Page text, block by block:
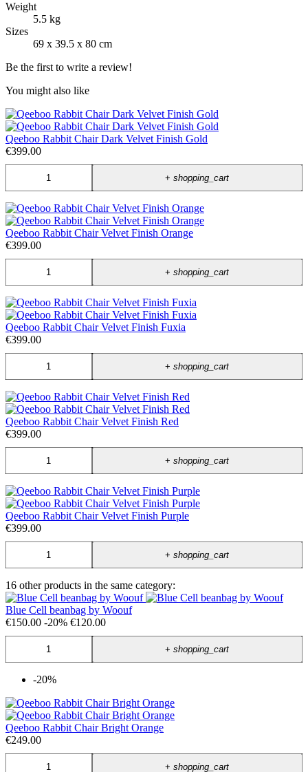
Weight
5.5 kg
Sizes
69 x 39.5 x 80 cm
Be the first to write a review!
You might also like
Qeeboo Rabbit Chair Dark Velvet Finish Gold
€399.00
+shopping_cart
Qeeboo Rabbit Chair Velvet Finish Orange
€399.00
+shopping_cart
Qeeboo Rabbit Chair Velvet Finish Fuxia
€399.00
+shopping_cart
Qeeboo Rabbit Chair Velvet Finish Red
€399.00
+shopping_cart
Qeeboo Rabbit Chair Velvet Finish Purple
€399.00
+shopping_cart
16 other products in the same category:
Blue Cell beanbag by Woouf
€150.00 -20% €120.00
+shopping_cart
-20%
Qeeboo Rabbit Chair Bright Orange
€249.00
+shopping_cart